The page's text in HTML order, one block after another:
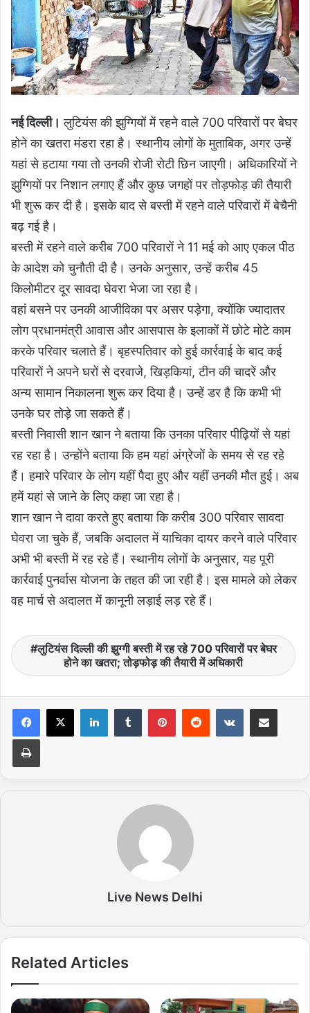
नई दिल्ली। लुटियंस की झुग्गियों में रहने वाले 700 परिवारों पर बेघर
होने का खतरा मंडरा रहा है। स्थानीय लोगों के मुताबिक, अगर उन्हें
यहां से हटाया गया तो उनकी रोजी रोटी छिन जाएगी। अधिकारियों ने
झुग्गियों पर निशान लगाए हैं और कुछ जगहों पर तोड़फोड़ की तैयारी
भी शुरू कर दी है। इसके बाद से बस्ती में रहने वाले परिवारों में बेचैनी
बढ़ गई है।
बस्ती में रहने वाले करीब 700 परिवारों ने 11 मई को आए एकल पीठ
के आदेश को चुनौती दी है। उनके अनुसार, उन्हें करीब 45
किलोमीटर दूर सावदा घेवरा भेजा जा रहा है।
वहां बसने पर उनकी आजीविका पर असर पड़ेगा, क्योंकि ज्यादातर
लोग प्रधानमंत्री आवास और आसपास के इलाकों में छोटे मोटे काम
करके परिवार चलाते हैं। बृहस्पतिवार को हुई कार्रवाई के बाद कई
परिवारों ने अपने घरों से दरवाजे, खिड़कियां, टीन की चादरें और
अन्य सामान निकालना शुरू कर दिया है। उन्हें डर है कि कभी भी
उनके घर तोड़े जा सकते हैं।
बस्ती निवासी शान खान ने बताया कि उनका परिवार पीढ़ियों से यहां
रह रहा है। उन्होंने बताया कि हम यहां अंग्रेजों के समय से रह रहे
हैं। हमारे परिवार के लोग यहीं पैदा हुए और यहीं उनकी मौत हुई। अब
हमें यहां से जाने के लिए कहा जा रहा है।
शान खान ने दावा करते हुए बताया कि करीब 300 परिवार सावदा
घेवरा जा चुके हैं, जबकि अदालत में याचिका दायर करने वाले परिवार
अभी भी बस्ती में रह रहे हैं। स्थानीय लोगों के अनुसार, यह पूरी
कार्रवाई पुनर्वास योजना के तहत की जा रही है। इस मामले को लेकर
वह मार्च से अदालत में कानूनी लड़ाई लड़ रहे हैं।
लुटियंस दिल्ली की झुग्गी बस्ती में रह रहे 700 परिवारों पर बेघर
होने का खतरा; तोड़फोड़ की तैयारी में अधिकारी
Live News Delhi
Related Articles